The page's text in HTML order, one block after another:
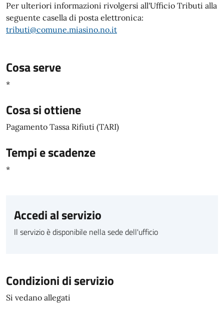
Per ulteriori informazioni rivolgersi all'Ufficio Tributi alla
seguente casella di posta elettronica:
tributi@comune.miasino.no.it
Cosa serve
*
Cosa si ottiene
Pagamento Tassa Rifiuti (TARI)
Tempi e scadenze
*
Accedi al servizio
Il servizio è disponibile nella sede dell'ufficio
Condizioni di servizio
Si vedano allegati